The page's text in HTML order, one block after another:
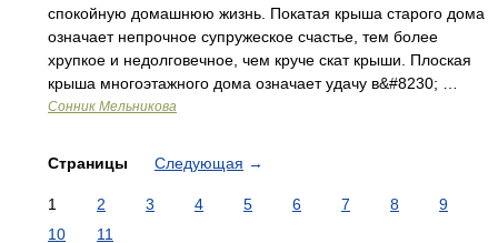
спокойную домашнюю жизнь. Покатая крыша старого дома
означает непрочное супружеское счастье, тем более
хрупкое и недолговечное, чем круче скат крыши. Плоская
крыша многоэтажного дома означает удачу в&#8230; …
Сонник Мельникова
Страницы Следующая →
1 2 3 4 5 6 7 8
9
10
11